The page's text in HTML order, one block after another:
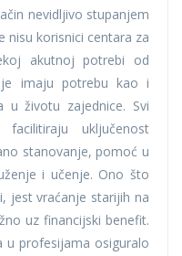
nevidljivo stupanjem
nisu korisnici centara za
akutnoj potrebi od
imaju potrebu kao i
u životu zajednice. Svi
facilitiraju uključenost
stanovanje, pomoć u
i učenje. Ono što
jest vraćanje starijih na
uz financijski benefit.
u profesijama osiguralo